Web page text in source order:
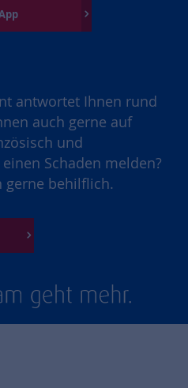
antwortet Ihnen rund
auch gerne auf
und
Schaden melden?
gerne behilflich.